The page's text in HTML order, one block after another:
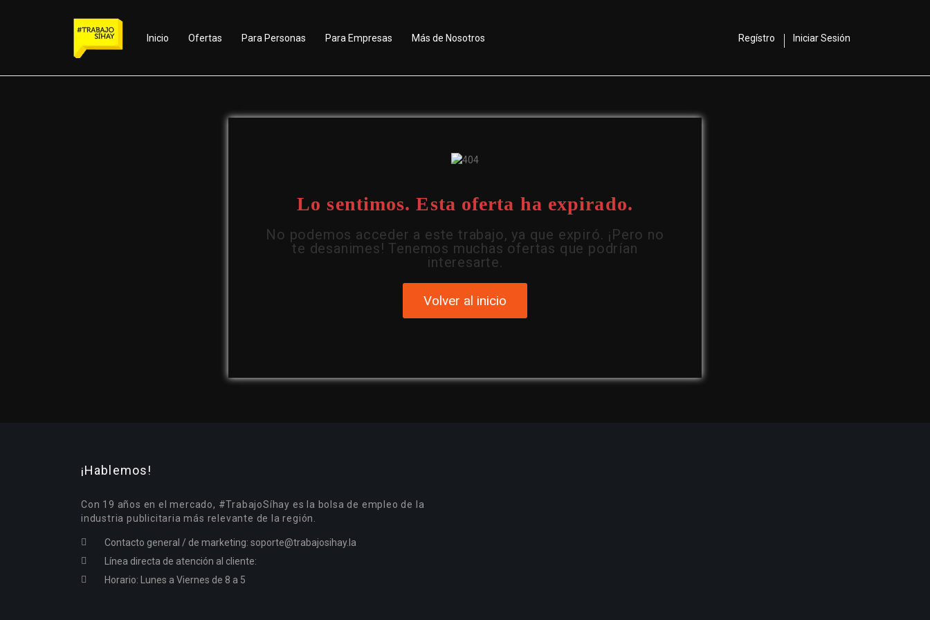
Inicio Ofertas Para Personas Para Empresas Más de Nosotros Regístro Iniciar Sesión
Lo sentimos. Esta oferta ha expirado.
No podemos acceder a este trabajo, ya que expiró. ¡Pero no
te desanimes! Tenemos muchas ofertas que podrían
interesarte.
Volver al inicio
¡Hablemos!
Con 19 años en el mercado, #TrabajoSíhay es la bolsa de empleo de la
industria publicitaria más relevante de la región.
Contacto general / de marketing: soporte@trabajosihay.la
Línea directa de atención al cliente:
Horario: Lunes a Viernes de 8 a 5